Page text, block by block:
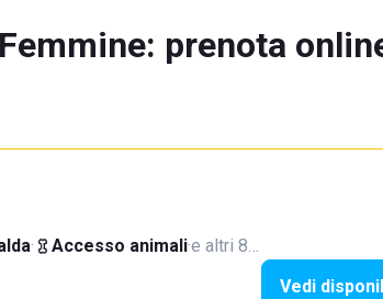
prenota
· Accesso animali·e altri 8…
Vedi